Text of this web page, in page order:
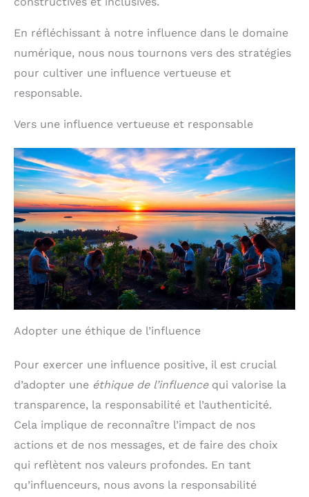
En réfléchissant à notre influence dans le domaine
numérique, nous nous tournons vers des stratégies
pour cultiver une influence vertueuse et
responsable.
Vers une influence vertueuse et responsable
Adopter une éthique de l’influence
Pour exercer une influence positive, il est crucial
d’adopter une éthique de l’influencequi valorise la
transparence, la responsabilité et l’authenticité.
Cela implique de reconnaître l’impact de nos
actions et de nos messages, et de faire des choix
qui reflètent nos valeurs profondes. En tant
qu’influenceurs, nous avons la responsabilité